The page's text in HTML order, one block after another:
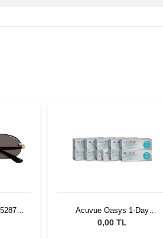
-
Acuvue Oasys 1-Day
İndirimli Lens Seti 6 Kutu
0,00 TL